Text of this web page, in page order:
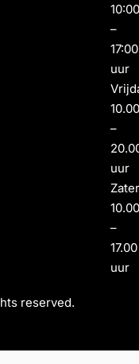
–
17:00
uur
–
uur
–
17.00
uur
reserved.